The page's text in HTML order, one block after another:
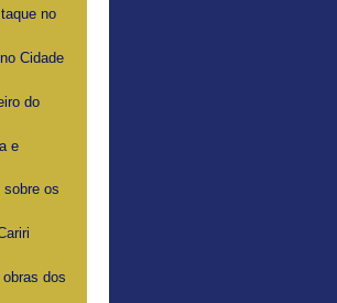
no
Cidade
do
e
sobre os
dos